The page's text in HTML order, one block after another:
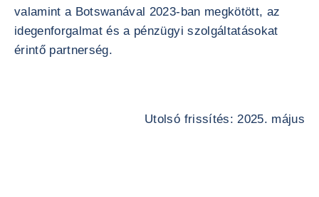
valamint a Botswanával 2023-ban megkötött, az
idegenforgalmat és a pénzügyi szolgáltatásokat
érintő partnerség.
Utolsó frissítés: 2025. május